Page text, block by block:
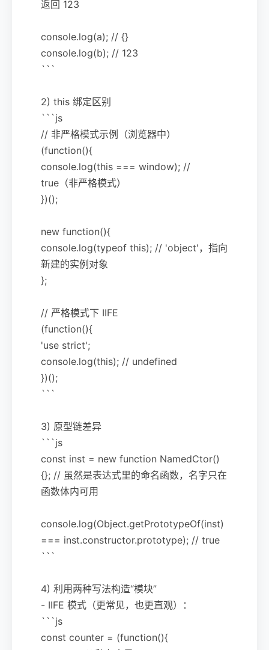
返回 123
console.log(a); // {}
console.log(b); // 123
```
2) this 绑定区别
```js
// 非严格模式示例（浏览器中）
(function(){
console.log(this === window); //
true（非严格模式）
})();
new function(){
console.log(typeof this); // 'object'，指向
新建的实例对象
};
// 严格模式下 IIFE
(function(){
'use strict';
console.log(this); // undefined
})();
```
3) 原型链差异
```js
const inst = new function NamedCtor()
{}; // 虽然是表达式里的命名函数，名字只在
函数体内可用
console.log(Object.getPrototypeOf(inst)
=== inst.constructor.prototype); // true
```
4) 利用两种写法构造“模块”
- IIFE 模式（更常见，也更直观）：
```js
const counter = (function(){